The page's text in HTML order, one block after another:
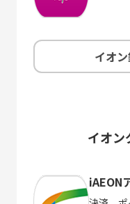
イオ
イオン
iAEON